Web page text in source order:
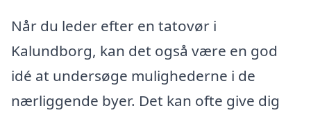
Når du leder efter en tatovør i
Kalundborg, kan det også være en god
idé at undersøge mulighederne i de
nærliggende byer. Det kan ofte give dig